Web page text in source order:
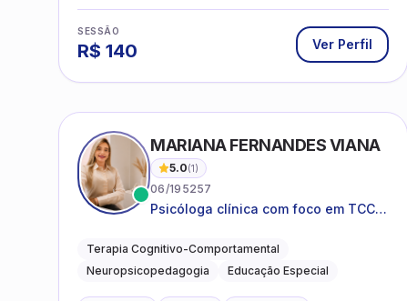
SESSÃO
R$ 140 Ver Perfil
MARIANA FERNANDES VIANA
5.0(1)
06/195257
Psicóloga clínica com foco em TCC,
acompanhamento do
neurodesenvolvimento.
Terapia Cognitivo-Comportamental
Neuropsicopedagogia
Educação Especial